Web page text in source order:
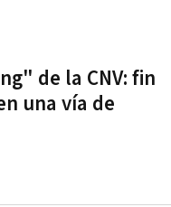
de la CNV: fin
una vía de